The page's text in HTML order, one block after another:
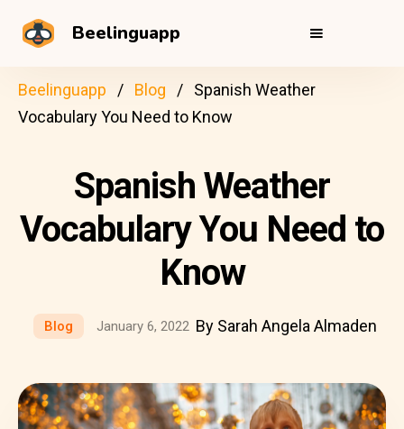
Beelinguapp
Beelinguapp Blog
Spanish Weather
Vocabulary You Need to Know
Spanish Weather
Vocabulary You Need to
Know
Blog January 6, 2022 By Sarah Angela Almaden